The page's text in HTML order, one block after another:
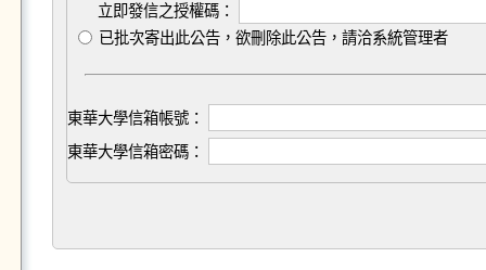
立即發信之授權碼：
已批次寄出此公告，欲刪除此公告，請洽系統管理者
東華大學信箱帳號：
東華大學信箱密碼：